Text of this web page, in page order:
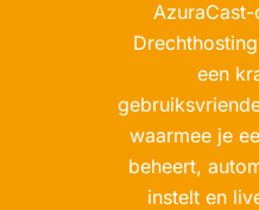
een
waarmee je
beheert,
instelt en